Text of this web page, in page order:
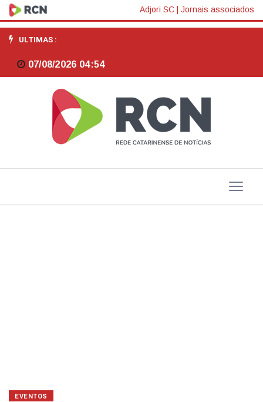
Univali
promove
reuniões
beneficiados
Universidade
Adjori SC Jornais associados
ULTIMAS :
07/08/2026 04:54
EVENTOS